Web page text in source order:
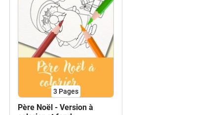
3 Pages
Père Noël - Version à